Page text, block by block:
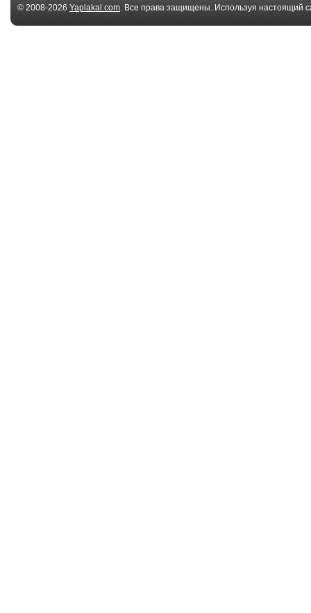
© 2008-2026 Yaplakal.com. Все права защищены. Используя настоящий